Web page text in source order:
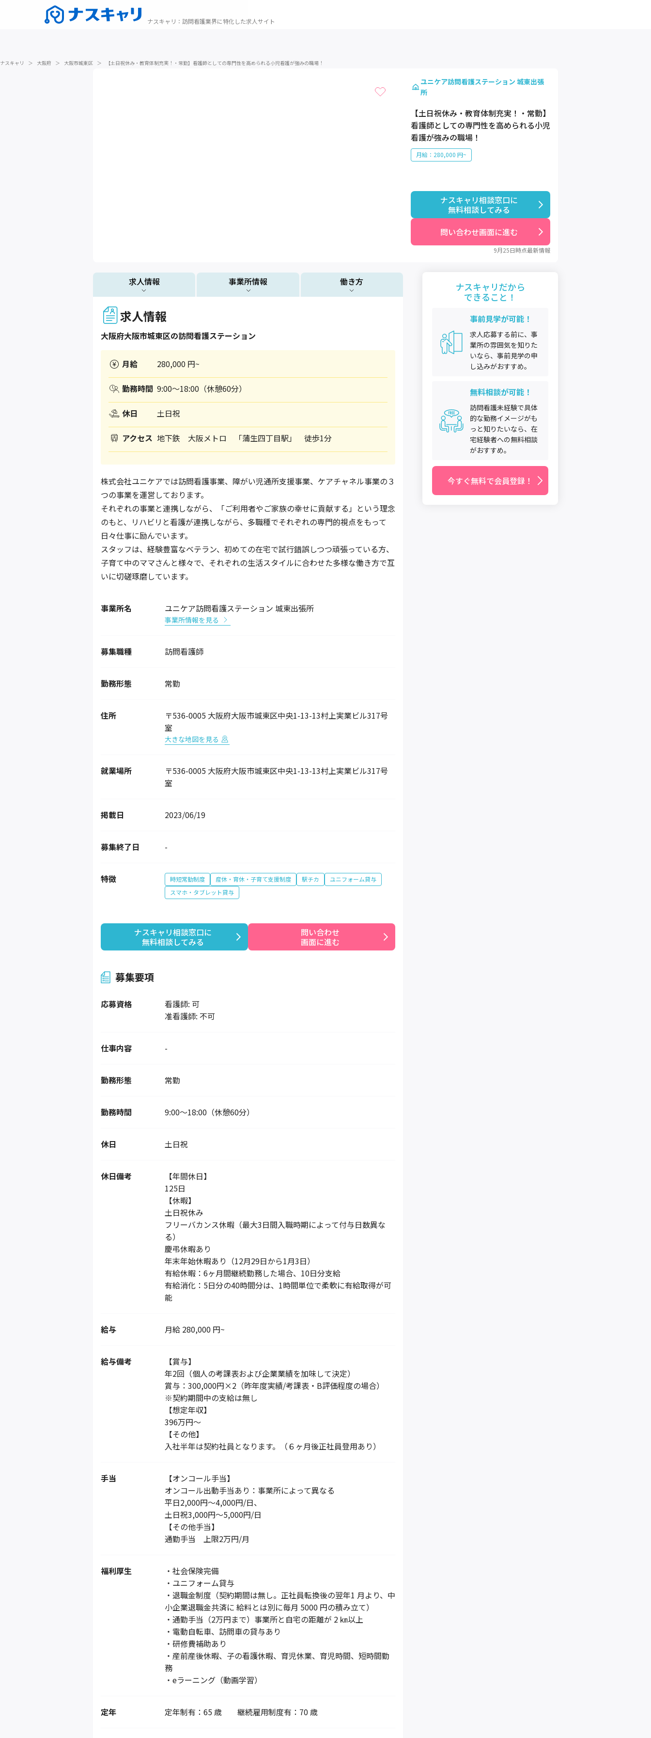
ナスキャリ ： 訪問看護業界に特化した求人サイト
ナスキャリ ＞ 大阪府 ＞ 大阪市城東区 ＞ 【土日祝休み・教育体制充実！・常勤】看護師としての専門性を高められる小児看護が強みの職場！
ユニケア訪問看護ステーション 城東出張
所
【土日祝休み・教育体制充実！・常勤】
看護師としての専門性を高められる小児
看護が強みの職場！
月給：280,000 円~
ナスキャリ相談窓口に
無料相談してみる
問い合わせ画面に進む
9月25日時点最新情報
求人情報 事業所情報 働き方
求人情報
大阪府大阪市城東区の訪問看護ステーション
月給 280,000 円~
勤務時間 9:00〜18:00（休憩60分）
休日 土日祝
アクセス 地下鉄 大阪メトロ 「蒲生四丁目駅」 徒歩1分
株式会社ユニケアでは訪問看護事業、障がい児通所支援事業、ケアチャネル事業の３
つの事業を運営しております。
それぞれの事業と連携しながら、「ご利用者やご家族の幸せに貢献する」という理念
のもと、リハビリと看護が連携しながら、多職種でそれぞれの専門的視点をもって
日々仕事に励んでいます。
スタッフは、経験豊富なベテラン、初めての在宅で試行錯誤しつつ頑張っている方、
子育て中のママさんと様々で、それぞれの生活スタイルに合わせた多様な働き方で互
いに切磋琢磨しています。
事業所名 ユニケア訪問看護ステーション 城東出張所
事業所情報を見る
募集職種 訪問看護師
勤務形態 常勤
住所
〒536-0005 大阪府大阪市城東区中央1-13-13村上実業ビル317号
室
大きな地図を見る
就業場所
〒536-0005 大阪府大阪市城東区中央1-13-13村上実業ビル317号
室
掲載日 2023/06/19
募集終了日 -
特徴 時短常勤制度 産休・育休・子育て支援制度 駅チカ
ユニフォーム貸与
スマホ・タブレット貸与
ナスキャリ相談窓口に
無料相談してみる
問い合わせ
画面に進む
募集要項
応募資格
看護師: 可
准看護師: 不可
仕事内容 -
勤務形態 常勤
勤務時間 9:00〜18:00（休憩60分）
休日 土日祝
休日備考
【年間休日】
125日
【休暇】
土日祝休み
フリーバカンス休暇（最大3日間入職時期によって付与日数異な
る）
慶弔休暇あり
年末年始休暇あり（12月29日から1月3日）
有給休暇：6ヶ月間継続勤務した場合、10日分支給
有給消化：5日分の40時間分は、1時間単位で柔軟に有給取得が可
能
給与 月給 280,000 円~
給与備考
【賞与】
年2回（個人の考課表および企業業績を加味して決定）
賞与：300,000円×2（昨年度実績/考課表・B評価程度の場合）
※契約期間中の支給は無し
【想定年収】
396万円～
【その他】
入社半年は契約社員となります。（６ヶ月後正社員登用あり）
手当
【オンコール手当】
オンコール出動手当あり：事業所によって異なる
平日2,000円～4,000円/日、
土日祝3,000円～5,000円/日
【その他手当】
通勤手当 上限2万円/月
福利厚生
・社会保険完備
・ユニフォーム貸与
・退職金制度（契約期間は無し。正社員転換後の翌年1 月より、中
小企業退職金共済に 給料とは別に毎月 5000 円の積み立て）
・通勤手当（2万円まで）事業所と自宅の距離が 2 ㎞以上
・電動自転車、訪問車の貸与あり
・研修費補助あり
・産前産後休暇、子の看護休暇、育児休業、育児時間、短時間勤
務
・eラーニング（動画学習）
定年 定年制有：65 歳 継続雇用制度有：70 歳
ナスキャリだから
できること！
事前見学が可能！
求人応募する前に、事
業所の雰囲気を知りた
いなら、事前見学の申
し込みがおすすめ。
無料相談が可能！
訪問看護未経験で具体
的な勤務イメージがも
っと知りたいなら、在
宅経験者への無料相談
がおすすめ。
今すぐ無料で会員登録！